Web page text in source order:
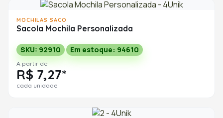
MOCHILAS SACO
Sacola Mochila Personalizada
SKU: 92910 Em estoque: 94610
A partir de
R$ 7,27*
cada unidade